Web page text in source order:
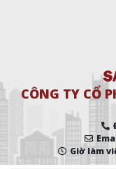
CÔNG TY CỔ
Giờ làm